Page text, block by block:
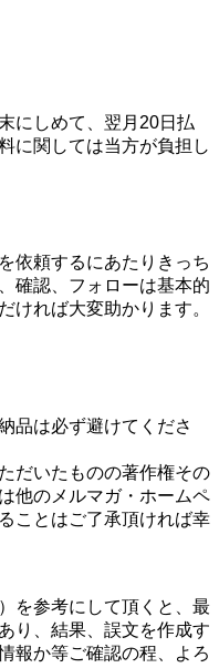
にしめて、翌月20日払
に関しては当方が負担し
依頼するにあたりきっち
確認、フォローは基本的
ければ大変助かります。
品は必ず避けてくださ
だいたものの著作権その
他のメルマガ・ホームペ
ことはご了承頂ければ幸
を参考にして頂くと、最
り、結果、誤文を作成す
報か等ご確認の程、よろ